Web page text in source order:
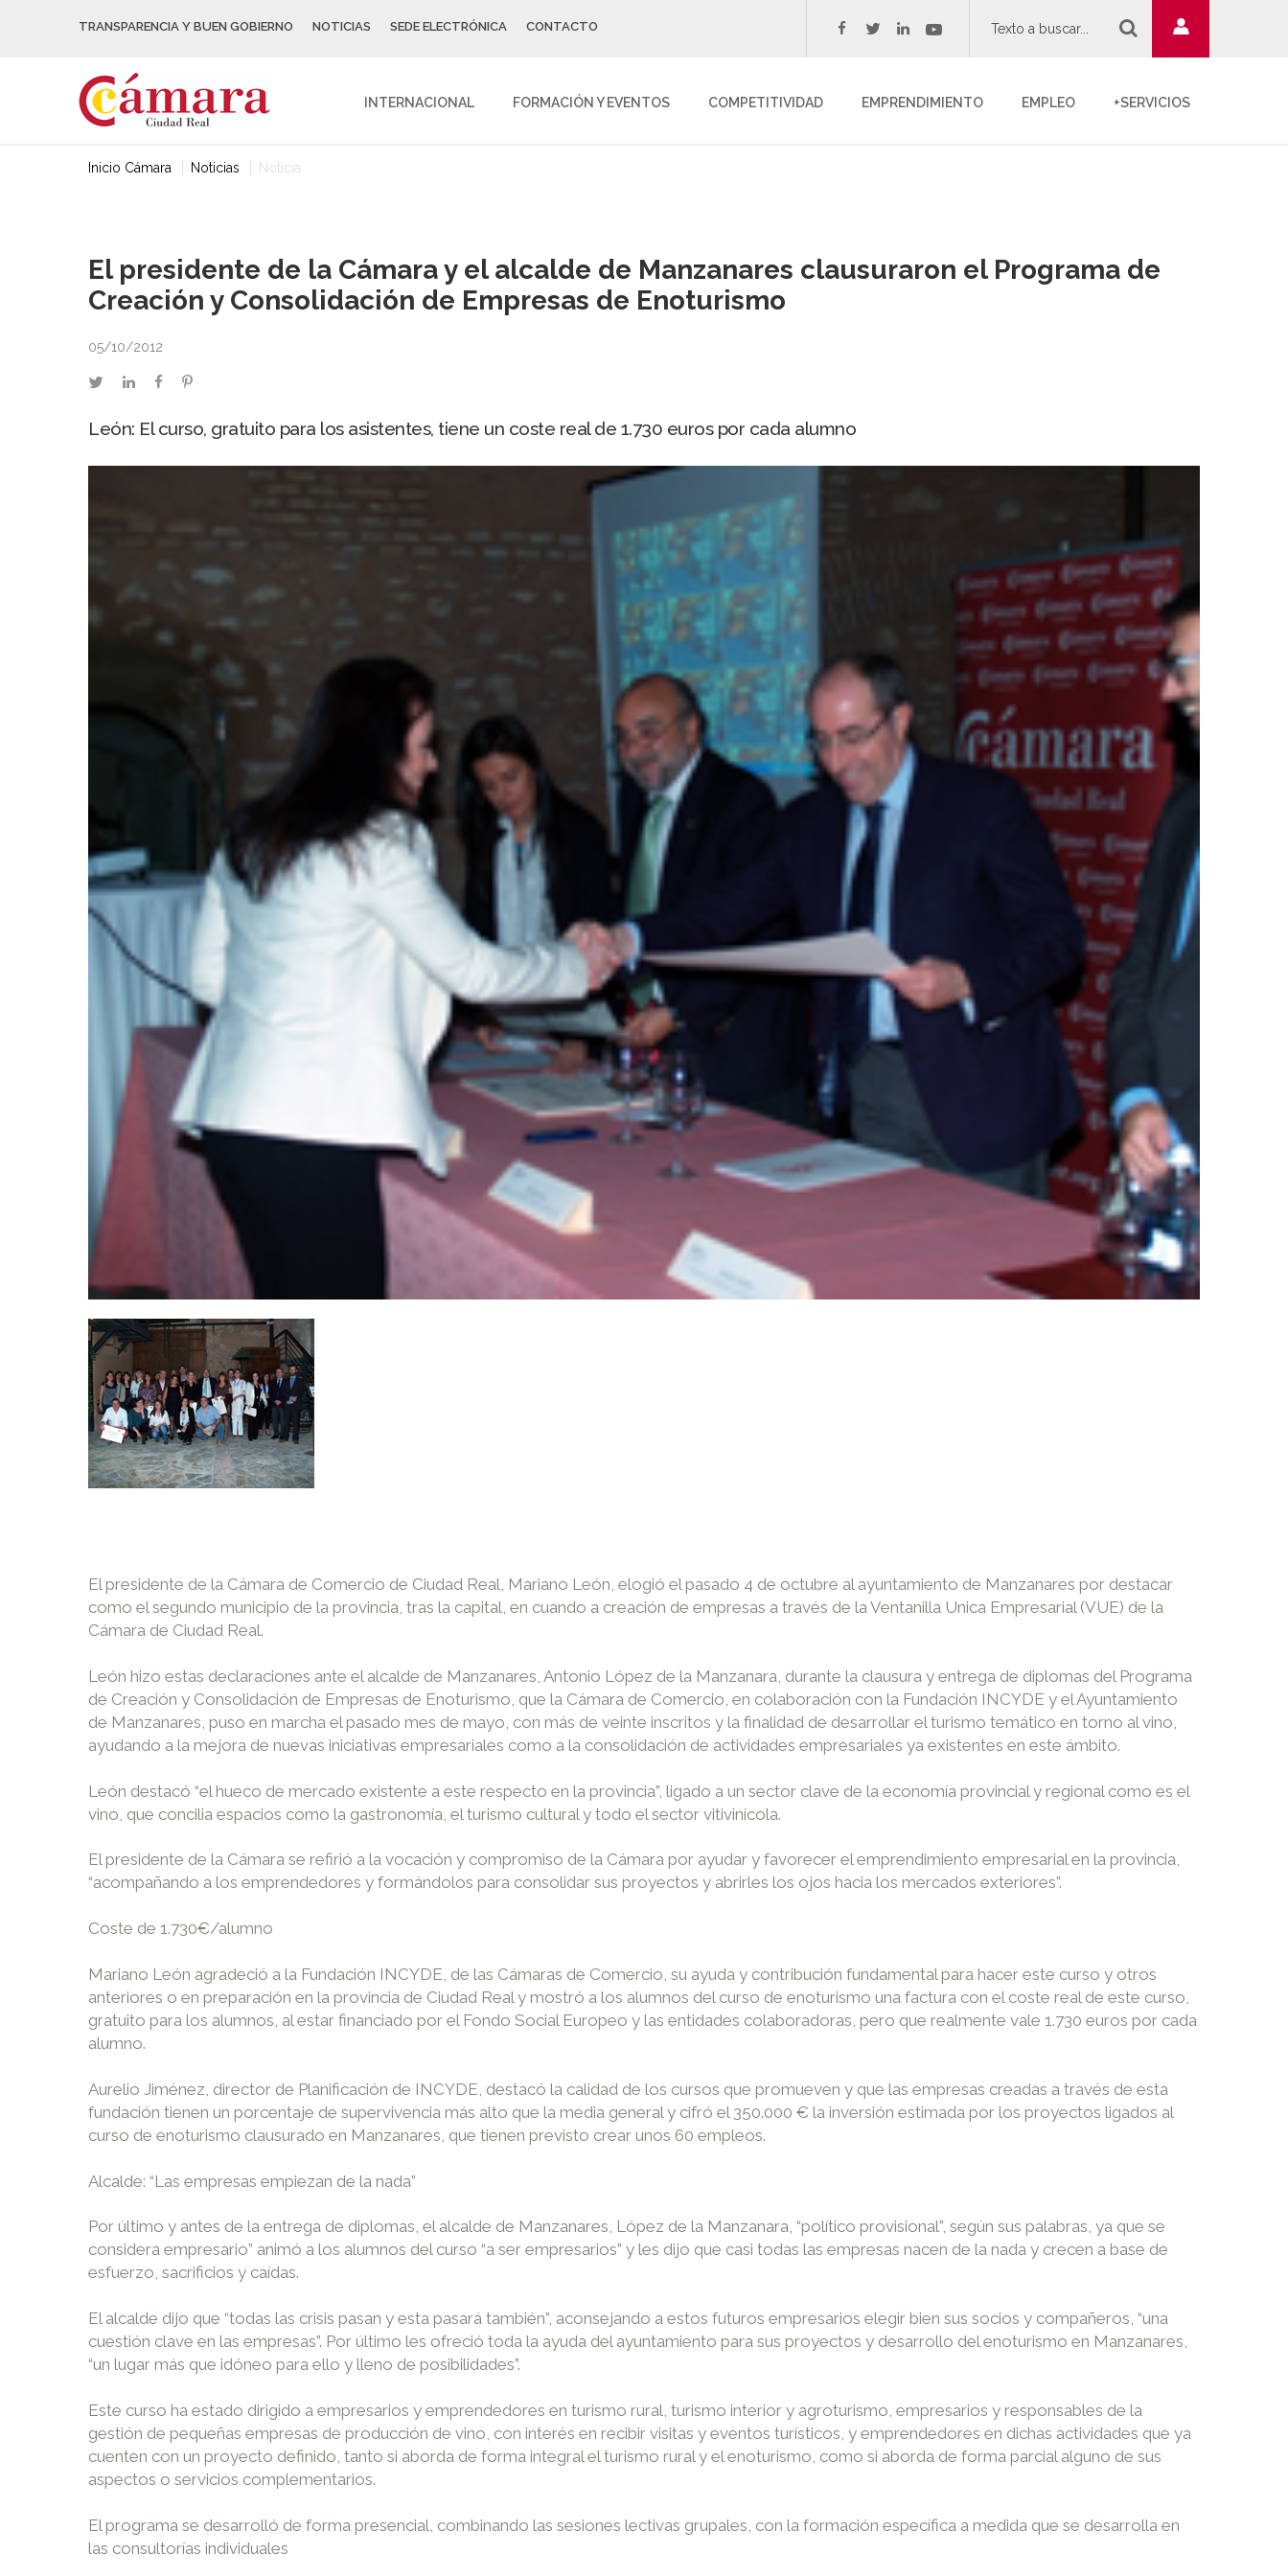
TRANSPARENCIA Y BUEN GOBIERNO NOTICIAS SEDE ELECTRÓNICA CONTACTO facebook
twitterlinkedinyoutube
INTERNACIONAL FORMACIÓN Y EVENTOS COMPETITIVIDAD EMPRENDIMIENTO EMPLEO +SERVICIOS
Inicio Cámara Noticias Noticia
El presidente de la Cámara y el alcalde de Manzanares clausuraron el Programa de
Creación y Consolidación de Empresas de Enoturismo
05/10/2012
twitterlinkedinfacebookpinterest
León: El curso, gratuito para los asistentes, tiene un coste real de 1.730 euros por cada alumno
El presidente de la Cámara de Comercio de Ciudad Real, Mariano León, elogió el pasado 4 de octubre al ayuntamiento de Manzanares por destacar
como el segundo municipio de la provincia, tras la capital, en cuando a creación de empresas a través de la Ventanilla Unica Empresarial (VUE) de la
Cámara de Ciudad Real.
León hizo estas declaraciones ante el alcalde de Manzanares, Antonio López de la Manzanara, durante la clausura y entrega de diplomas del Programa
de Creación y Consolidación de Empresas de Enoturismo, que la Cámara de Comercio, en colaboración con la Fundación INCYDE y el Ayuntamiento
de Manzanares, puso en marcha el pasado mes de mayo, con más de veinte inscritos y la finalidad de desarrollar el turismo temático en torno al vino,
ayudando a la mejora de nuevas iniciativas empresariales como a la consolidación de actividades empresariales ya existentes en este ámbito.
León destacó “el hueco de mercado existente a este respecto en la provincia”, ligado a un sector clave de la economía provincial y regional como es el
vino, que concilia espacios como la gastronomía, el turismo cultural y todo el sector vitivinícola.
El presidente de la Cámara se refirió a la vocación y compromiso de la Cámara por ayudar y favorecer el emprendimiento empresarial en la provincia,
“acompañando a los emprendedores y formándolos para consolidar sus proyectos y abrirles los ojos hacia los mercados exteriores”.
Coste de 1.730€/alumno
Mariano León agradeció a la Fundación INCYDE, de las Cámaras de Comercio, su ayuda y contribución fundamental para hacer este curso y otros
anteriores o en preparación en la provincia de Ciudad Real y mostró a los alumnos del curso de enoturismo una factura con el coste real de este curso,
gratuito para los alumnos, al estar financiado por el Fondo Social Europeo y las entidades colaboradoras, pero que realmente vale 1.730 euros por cada
alumno.
Aurelio Jiménez, director de Planificación de INCYDE, destacó la calidad de los cursos que promueven y que las empresas creadas a través de esta
fundación tienen un porcentaje de supervivencia más alto que la media general y cifró el 350.000 € la inversión estimada por los proyectos ligados al
curso de enoturismo clausurado en Manzanares, que tienen previsto crear unos 60 empleos.
Alcalde: “Las empresas empiezan de la nada”
Por último y antes de la entrega de diplomas, el alcalde de Manzanares, López de la Manzanara, “político provisional”, según sus palabras, ya que se
considera empresario” animó a los alumnos del curso “a ser empresarios” y les dijo que casi todas las empresas nacen de la nada y crecen a base de
esfuerzo, sacrificios y caídas.
El alcalde dijo que “todas las crisis pasan y esta pasará también”, aconsejando a estos futuros empresarios elegir bien sus socios y compañeros, “una
cuestión clave en las empresas”. Por último les ofreció toda la ayuda del ayuntamiento para sus proyectos y desarrollo del enoturismo en Manzanares,
“un lugar más que idóneo para ello y lleno de posibilidades”.
Este curso ha estado dirigido a empresarios y emprendedores en turismo rural, turismo interior y agroturismo, empresarios y responsables de la
gestión de pequeñas empresas de producción de vino, con interés en recibir visitas y eventos turísticos, y emprendedores en dichas actividades que ya
cuenten con un proyecto definido, tanto si aborda de forma integral el turismo rural y el enoturismo, como si aborda de forma parcial alguno de sus
aspectos o servicios complementarios.
El programa se desarrolló de forma presencial, combinando las sesiones lectivas grupales, con la formación específica a medida que se desarrolla en
las consultorías individuales